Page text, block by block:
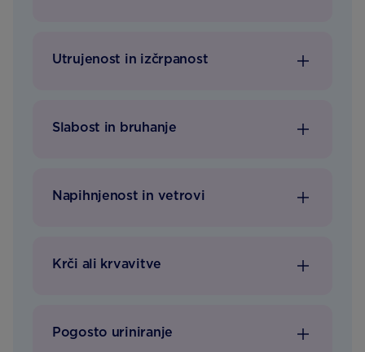
Utrujenost in izčrpanost
Slabost in bruhanje
Napihnjenost in vetrovi
Krči ali krvavitve
Pogosto uriniranje